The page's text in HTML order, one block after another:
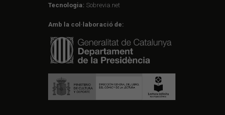
Tecnologia: Sobrevia.net
Amb la col·laboració de: